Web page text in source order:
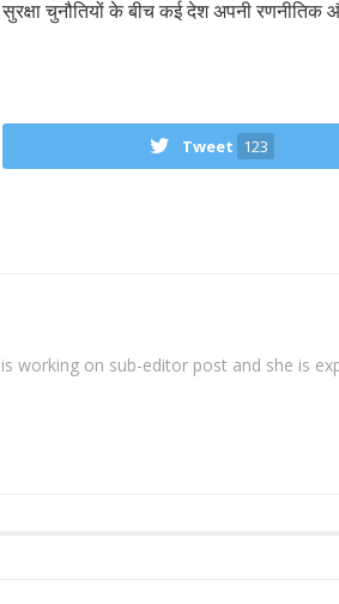
सुरक्षा चुनौतियों के बीच कई देश अपनी
Tweet 123
working on sub-editor post and she is